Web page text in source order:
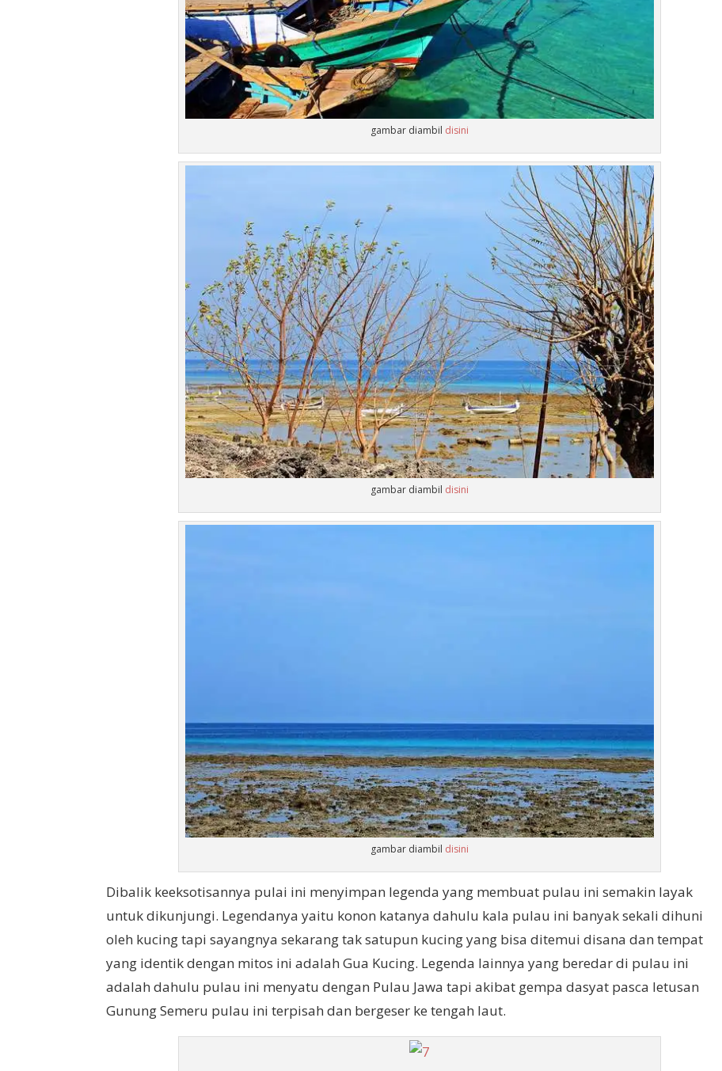
gambar diambil disini
gambar diambil disini
gambar diambil disini
Dibalik keeksotisannya pulai ini menyimpan legenda yang membuat pulau ini semakin layak
untuk dikunjungi. Legendanya yaitu konon katanya dahulu kala pulau ini banyak sekali dihuni
oleh kucing tapi sayangnya sekarang tak satupun kucing yang bisa ditemui disana dan tempat
yang identik dengan mitos ini adalah Gua Kucing. Legenda lainnya yang beredar di pulau ini
adalah dahulu pulau ini menyatu dengan Pulau Jawa tapi akibat gempa dasyat pasca letusan
Gunung Semeru pulau ini terpisah dan bergeser ke tengah laut.